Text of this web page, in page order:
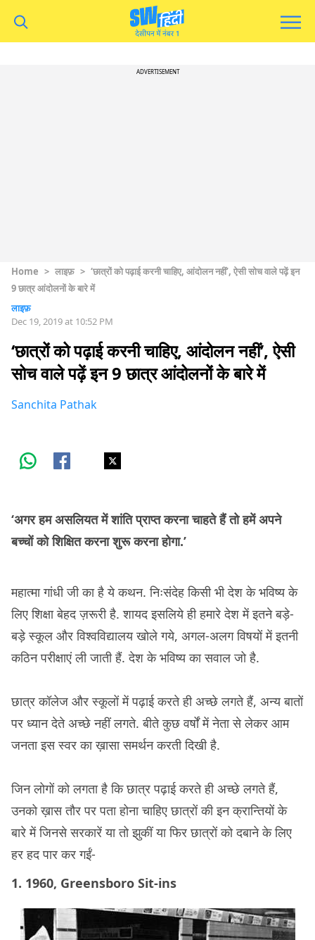
ADVERTISEMENT
Home > लाइफ़ > ‘छात्रों को पढ़ाई करनी चाहिए, आंदोलन नहीं’, ऐसी सोच वाले पढ़ें इन
9 छात्र आंदोलनों के बारे में
लाइफ़
Dec 19, 2019 at 10:52 PM
‘छात्रों को पढ़ाई करनी चाहिए, आंदोलन नहीं’, ऐसी
सोच वाले पढ़ें इन 9 छात्र आंदोलनों के बारे में
Sanchita Pathak
‘अगर हम असलियत में शांति प्राप्त करना चाहते हैं तो हमें अपने
बच्चों को शिक्षित करना शुरू करना होगा.’
महात्मा गांधी जी का है ये कथन. निःसंदेह किसी भी देश के भविष्य के
लिए शिक्षा बेहद ज़रूरी है. शायद इसलिये ही हमारे देश में इतने बड़े-
बड़े स्कूल और विश्वविद्यालय खोले गये, अगल-अलग विषयों में इतनी
कठिन परीक्षाएं ली जाती हैं. देश के भविष्य का सवाल जो है.
छात्र कॉलेज और स्कूलों में पढ़ाई करते ही अच्छे लगते हैं, अन्य बातों
पर ध्यान देते अच्छे नहीं लगते. बीते कुछ वर्षों में नेता से लेकर आम
जनता इस स्वर का ख़ासा समर्थन करती दिखी है.
जिन लोगों को लगता है कि छात्र पढ़ाई करते ही अच्छे लगते हैं,
उनको ख़ास तौर पर पता होना चाहिए छात्रों की इन क्रान्तियों के
बारे में जिनसे सरकारें या तो झुकीं या फिर छात्रों को दबाने के लिए
हर हद पार कर गईं-
1. 1960, Greensboro Sit-ins